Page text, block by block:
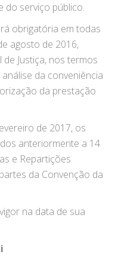
do serviço público.
obrigatória em todas
agosto de 2016,
Justiça, nos termos
análise da conveniência
da prestação
de 2017, os
anteriormente a 14
e Repartições
da Convenção da
na data de sua